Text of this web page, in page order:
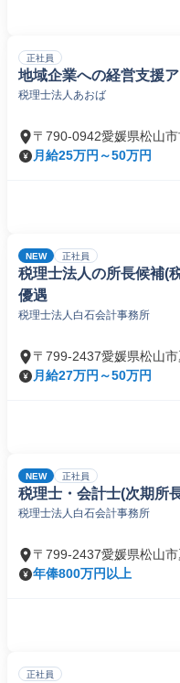
正社員
地域企業への経営支援
税理士法人あおば
〒790-0942愛媛県松山
月給25万円～50万円
NEW 正社員
税理士法人の所長候補(
優遇
税理士法人白石会計事務所
〒799-2437愛媛県松山市
月給27万円～50万円
NEW 正社員
税理士・会計士(次期所
税理士法人白石会計事務所
〒799-2437愛媛県松山市
年俸800万円以上
正社員